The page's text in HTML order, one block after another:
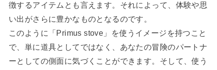
徴するアイテムとも言えます。それによって、体験や思
い出がさらに豊かなものとなるのです。
このように「Primus stove」を使うイメージを持つこと
で、単に道具としてではなく、あなたの冒険のパートナ
ーとしての側面に気づくことができます。そして、使う